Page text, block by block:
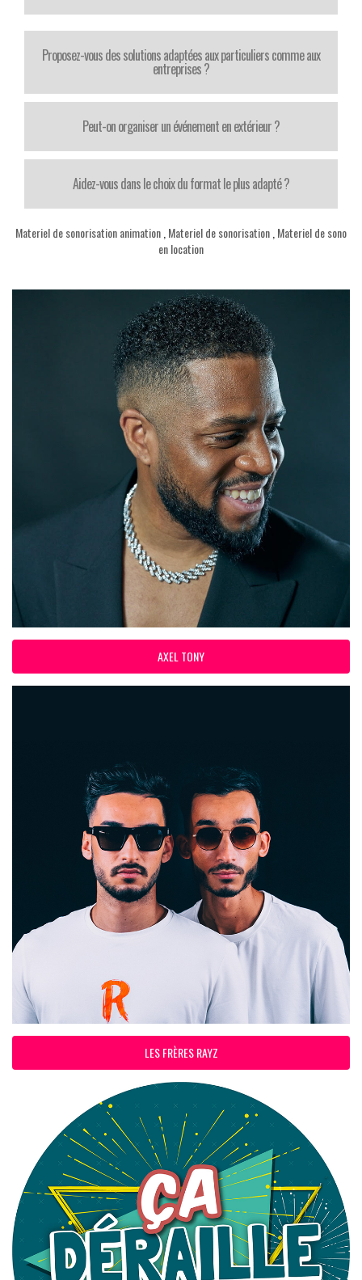
Proposez-vous des solutions adaptées aux particuliers comme aux
entreprises ?
Peut-on organiser un événement en extérieur ?
Aidez-vous dans le choix du format le plus adapté ?
Materiel de sonorisation animation Materiel de sonorisation Materiel de sono
en location
AXEL TONY
LES FRÈRES RAYZ